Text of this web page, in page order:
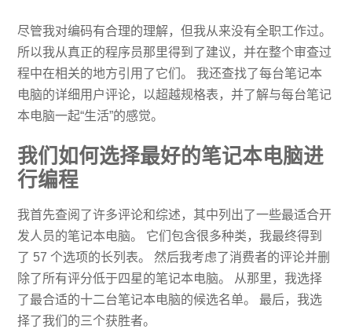
尽管我对编码有合理的理解，但我从来没有全职工作过。
所以我从真正的程序员那里得到了建议，并在整个审查过
程中在相关的地方引用了它们。 我还查找了每台笔记本
电脑的详细用户评论，以超越规格表，并了解与每台笔记
本电脑一起“生活”的感觉。
我们如何选择最好的笔记本电脑进
行编程
我首先查阅了许多评论和综述，其中列出了一些最适合开
发人员的笔记本电脑。 它们包含很多种类，我最终得到
了 57 个选项的长列表。 然后我考虑了消费者的评论并删
除了所有评分低于四星的笔记本电脑。 从那里，我选择
了最合适的十二台笔记本电脑的候选名单。 最后，我选
择了我们的三个获胜者。